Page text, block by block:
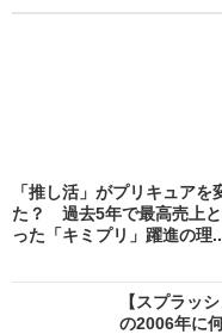
「推し活」がプリキュアを
た？ 過去5年で最高売上
った「キミプリ」躍進の理
【スプラッ
の2006年に